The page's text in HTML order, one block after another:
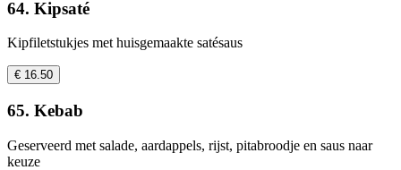
64. Kipsaté
Kipfiletstukjes met huisgemaakte satésaus
€ 16.50
65. Kebab
Geserveerd met salade, aardappels, rijst, pitabroodje en saus naar
keuze